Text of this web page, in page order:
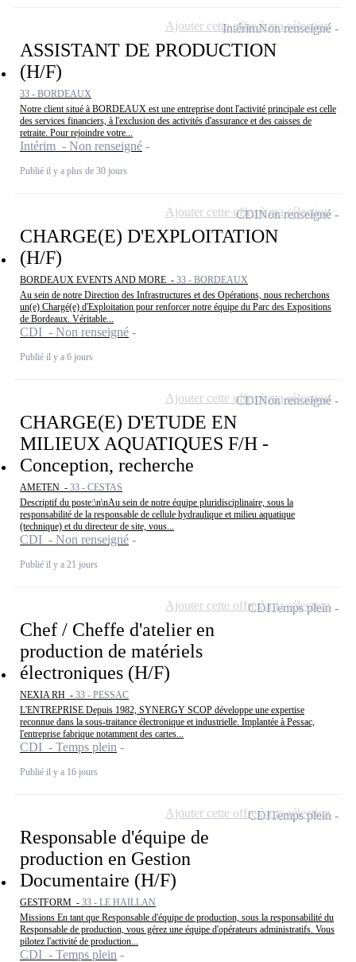
ASSISTANT DE PRODUCTION
(H/F)
33 - BORDEAUX
Notre client situé à BORDEAUX est une entreprise dont l'activité principale est celle
des services financiers, à l'exclusion des activités d'assurance et des caisses de
retraite. Pour rejoindre votre...
Intérim - Non renseigné
Publié il y a plus de 30 jours
IntérimNon renseigné
Ajouter cette offre à ma sélection
CHARGE(E) D'EXPLOITATION
(H/F)
BORDEAUX EVENTS AND MORE - 33 - BORDEAUX
Au sein de notre Direction des Infrastructures et des Opérations, nous recherchons
un(e) Chargé(e) d'Exploitation pour renforcer notre équipe du Parc des Expositions
de Bordeaux. Véritable...
CDI - Non renseigné
Publié il y a 6 jours
CDINon renseigné
Ajouter cette offre à ma sélection
CHARGE(E) D'ETUDE EN
MILIEUX AQUATIQUES F/H -
Conception, recherche
AMETEN - 33 - CESTAS
Descriptif du poste:\n\nAu sein de notre équipe pluridisciplinaire, sous la
responsabilité de la responsable de cellule hydraulique et milieu aquatique
(technique) et du directeur de site, vous...
CDI - Non renseigné
Publié il y a 21 jours
CDINon renseigné
Ajouter cette offre à ma sélection
Chef / Cheffe d'atelier en
production de matériels
électroniques (H/F)
NEXIA RH - 33 - PESSAC
L'ENTREPRISE Depuis 1982, SYNERGY SCOP développe une expertise
reconnue dans la sous-traitance électronique et industrielle. Implantée à Pessac,
l'entreprise fabrique notamment des cartes...
CDI - Temps plein
Publié il y a 16 jours
CDITemps plein
Ajouter cette offre à ma sélection
Responsable d'équipe de
production en Gestion
Documentaire (H/F)
GESTFORM - 33 - LE HAILLAN
Missions En tant que Responsable d'équipe de production, sous la responsabilité du
Responsable de production, vous gérez une équipe d'opérateurs administratifs. Vous
pilotez l'activité de production...
CDI - Temps plein
CDITemps plein
Ajouter cette offre à ma sélection